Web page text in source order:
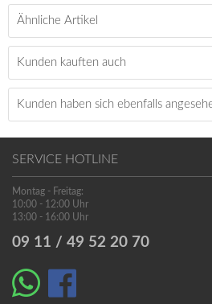
Ähnliche Artikel
Kunden kauften auch
Kunden haben sich ebenfalls
SERVICE HOTLINE
Montag - Freitag:
10:00 - 12:00 Uhr
13:00 - 16:00 Uhr
09 11 / 49 52 20 70